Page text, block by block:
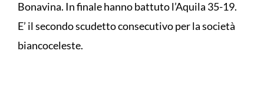
Bonavina. In finale hanno battuto l’Aquila 35-19.
E’ il secondo scudetto consecutivo per la società
biancoceleste.